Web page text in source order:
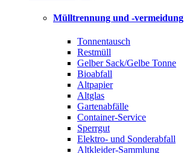
Mülltrennung und -vermeidung
Tonnentausch
Restmüll
Gelber Sack/Gelbe Tonne
Bioabfall
Altpapier
Altglas
Gartenabfälle
Container-Service
Sperrgut
Elektro- und Sonderabfall
Altkleider-Sammlung